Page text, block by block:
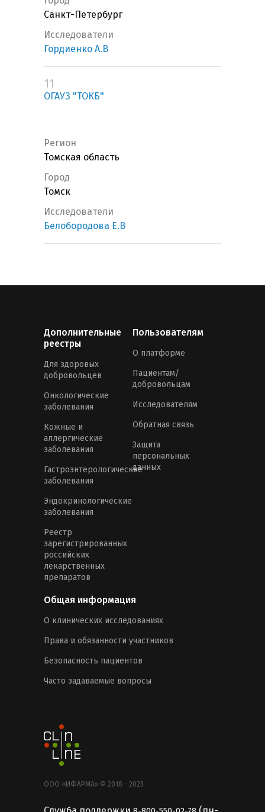
Санкт-Петербург
Исследователи
Гордиенко А.В
11
ОГАУЗ "ТОКБ"
Регион
Томская область
Город
Томск
Исследователи
Белобородова Е.В
Дополнительные
реестры
Для здоровых
добровольцев
Онкологические
заболевания
Кожные и
аллергические
заболевания
Гастроэнтерологические
заболевания
Эндокринологические
заболевания
Реестр
зарегистрированных
российских
лекарственных
препаратов
Пользователям
О платформе
Пациентам/
добровольцам
Исследователям
Обратная связь
Защита
персональных
данных
Общая информация
О клинических исследованиях
Права и обязанности участников
Безопасность пациентов
Часто задаваемые вопросы
ООО «ИФАРМА» © 2018 - 2023